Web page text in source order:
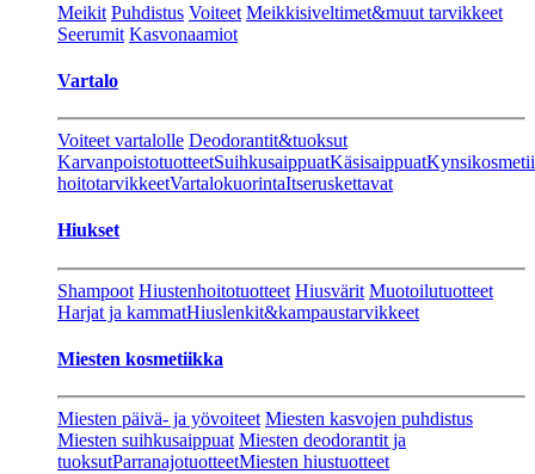
Meikit Puhdistus Voiteet Meikkisiveltimet&muut tarvikkeet
Seerumit Kasvonaamiot
Vartalo
Voiteet vartalolle Deodorantit&tuoksut
KarvanpoistotuotteetSuihkusaippuatKäsisaippuat
hoitotarvikkeetVartalokuorintaItseruskettavat
Hiukset
Shampoot Hiustenhoitotuotteet Hiusvärit Muotoilutuotteet
Harjat ja kammatHiuslenkit&kampaustarvikkeet
Miesten kosmetiikka
Miesten päivä- ja yövoiteet Miesten kasvojen puhdistus
Miesten suihkusaippuat Miesten deodorantit ja
tuoksutParranajotuotteetMiesten hiustuotteet